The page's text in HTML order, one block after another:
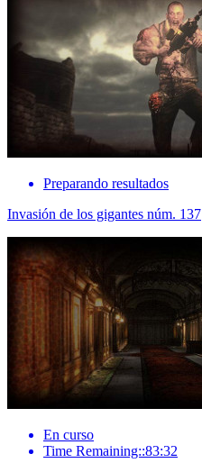
Preparando resultados
Invasión de los gigantes núm. 137
En curso
Time Remaining::83:32